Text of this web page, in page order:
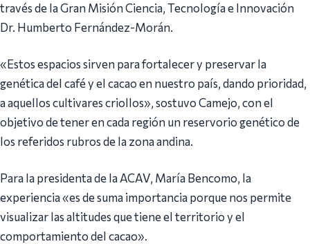
través de la Gran Misión Ciencia, Tecnología e Innovación
Dr. Humberto Fernández-Morán.
«Estos espacios sirven para fortalecer y preservar la
genética del café y el cacao en nuestro país, dando prioridad,
a aquellos cultivares criollos», sostuvo Camejo, con el
objetivo de tener en cada región un reservorio genético de
los referidos rubros de la zona andina.
Para la presidenta de la ACAV, María Bencomo, la
experiencia «es de suma importancia porque nos permite
visualizar las altitudes que tiene el territorio y el
comportamiento del cacao».